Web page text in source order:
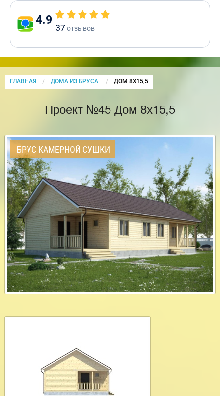
4.9
37отзывов
ГЛАВНАЯ ДОМА ИЗ БРУСА CURRENT:
ДОМ 8Х15,5
Проект №45 Дом 8х15,5
БРУС КАМЕРНОЙ СУШКИ